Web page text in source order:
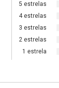
5 estrelas
4 estrelas
3 estrelas
2 estrelas
1 estrela